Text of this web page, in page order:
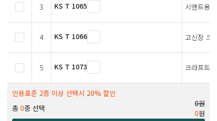
3 KS T 1065 시멘트용
4 KS T 1066 고신장 크
5 KS T 1073 크라프트
인용표준 2종 이상 선택시 20% 할인
총 0종 선택
0원
0원